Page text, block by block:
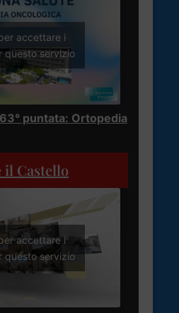
accettare i
questo servizio
puntata: Ortopedia
il Castello
accettare i
questo servizio